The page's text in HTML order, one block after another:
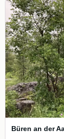
Büren an der